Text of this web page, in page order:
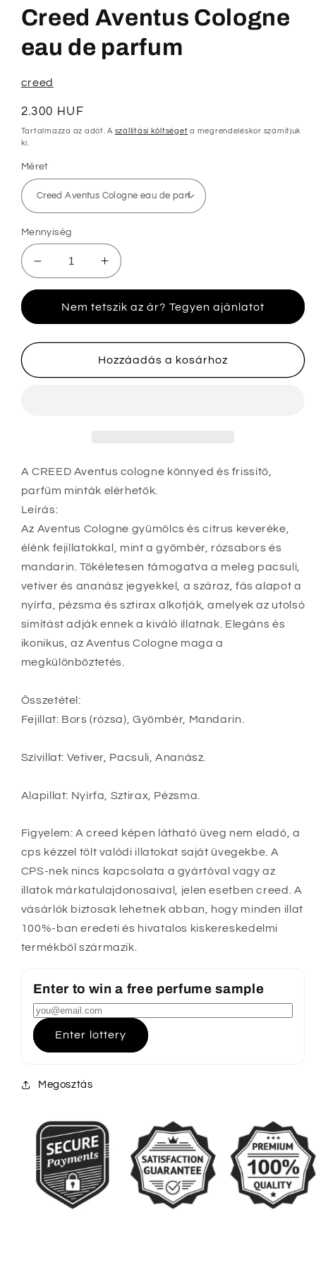
megnyitása
a
modális
párbeszédpanelen
Creed Aventus Cologne
eau de parfum
creed
Normál
ár
2.300 HUF
Tartalmazza az adót. A szállítási költséget a megrendeléskor számítjuk
ki.
Méret
Mennyiség
Creed
Aventus
parfum
mennyiségének
csökkentése
Creed
Aventus
eau
parfum
mennyiségének
növelése
Nem tetszik az ár? Tegyen ajánlatot
Hozzáadás a kosárhoz
A CREED Aventus cologne könnyed és frissítő,
parfüm minták elérhetők.
Leírás:
Az Aventus Cologne gyümölcs és citrus keveréke,
élénk fejillatokkal, mint a gyömbér, rózsabors és
mandarin. Tökéletesen támogatva a meleg pacsuli,
vetiver és ananász jegyekkel, a száraz, fás alapot a
nyírfa, pézsma és sztirax alkotják, amelyek az utolsó
simítást adják ennek a kiváló illatnak. Elegáns és
ikonikus, az Aventus Cologne maga a
megkülönböztetés.
Összetétel:
Fejillat: Bors (rózsa), Gyömbér, Mandarin.
Szívillat: Vetiver, Pacsuli, Ananász.
Alapillat: Nyírfa, Sztirax, Pézsma.
Figyelem: A creed képen látható üveg nem eladó, a
cps kézzel tölt valódi illatokat saját üvegekbe. A
CPS-nek nincs kapcsolata a gyártóval vagy az
illatok márkatulajdonosaival, jelen esetben creed. A
vásárlók biztosak lehetnek abban, hogy minden illat
100%-ban eredeti és hivatalos kiskereskedelmi
termékből származik.
Enter to win a free perfume sample
Enter lottery
Megosztás